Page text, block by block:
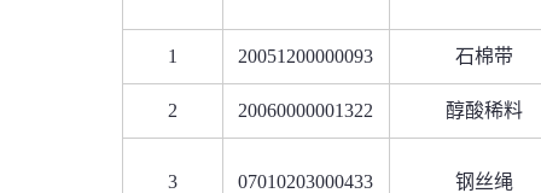
1 20051200000093 石棉带
2 20060000001322 醇酸稀料
3 07010203000433 钢丝绳